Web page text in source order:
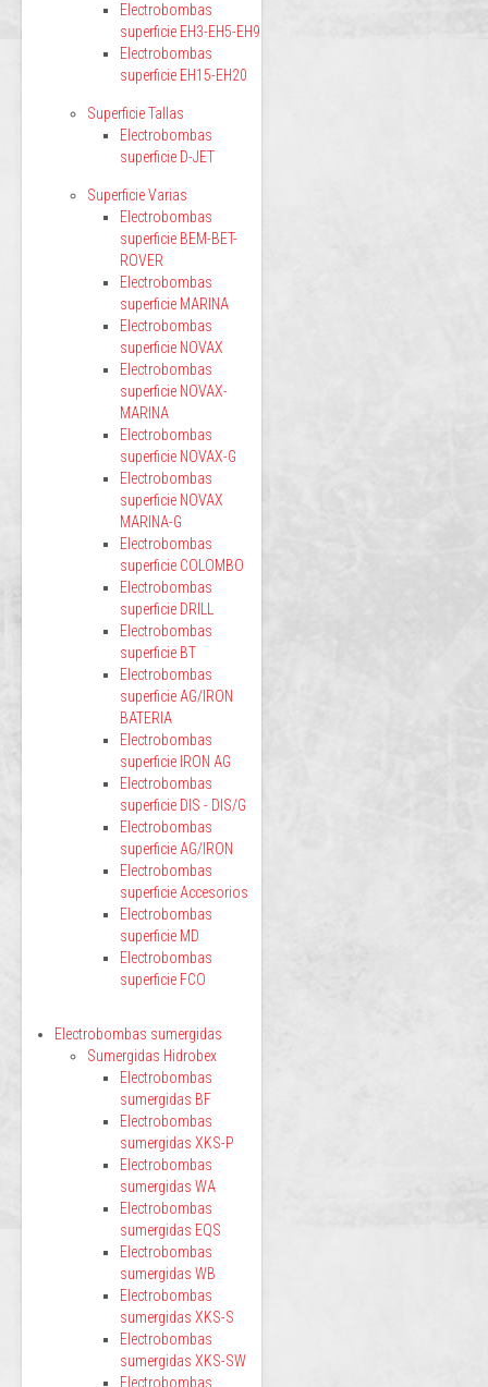
Electrobombas
superficie EH3-EH5-EH9
Electrobombas
superficie EH15-EH20
Superficie Tallas
Electrobombas
superficie D-JET
Superficie Varias
Electrobombas
superficie BEM-BET-
ROVER
Electrobombas
superficie MARINA
Electrobombas
superficie NOVAX
Electrobombas
superficie NOVAX-
MARINA
Electrobombas
superficie NOVAX-G
Electrobombas
superficie NOVAX
MARINA-G
Electrobombas
superficie COLOMBO
Electrobombas
superficie DRILL
Electrobombas
superficie BT
Electrobombas
superficie AG/IRON
BATERIA
Electrobombas
superficie IRON AG
Electrobombas
superficie DIS - DIS/G
Electrobombas
superficie AG/IRON
Electrobombas
superficie Accesorios
Electrobombas
superficie MD
Electrobombas
superficie FCO
Electrobombas sumergidas
Sumergidas Hidrobex
Electrobombas
sumergidas BF
Electrobombas
sumergidas XKS-P
Electrobombas
sumergidas WA
Electrobombas
sumergidas EQS
Electrobombas
sumergidas WB
Electrobombas
sumergidas XKS-S
Electrobombas
sumergidas XKS-SW
Electrobombas